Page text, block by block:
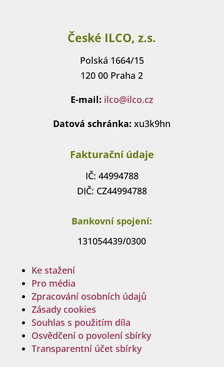
České ILCO, z.s.
Polská 1664/15
120 00 Praha 2
E-mail: ilco@ilco.cz
Datová schránka: xu3k9hn
Fakturační údaje
IČ: 44994788
DIČ: CZ44994788
Bankovní spojení:
131054439/0300
Ke stažení
Pro média
Zpracování osobních údajů
Zásady cookies
Souhlas s použitím díla
Osvědčení o povolení sbírky
Transparentní účet sbírky